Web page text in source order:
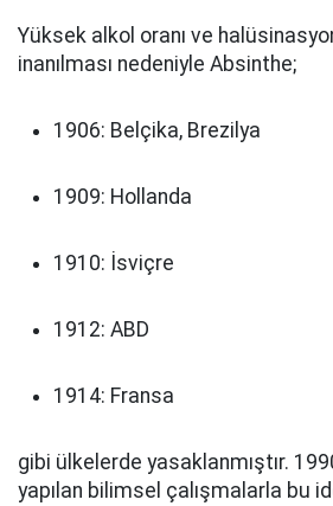
Yüksek alkol oranı ve
inanılması nedeniyle Absinthe;
1906: Belçika, Brezilya
1909: Hollanda
1910: İsviçre
1912: ABD
1914: Fransa
gibi ülkelerde yasaklanmıştır.
yapılan bilimsel çalışmalarla bu